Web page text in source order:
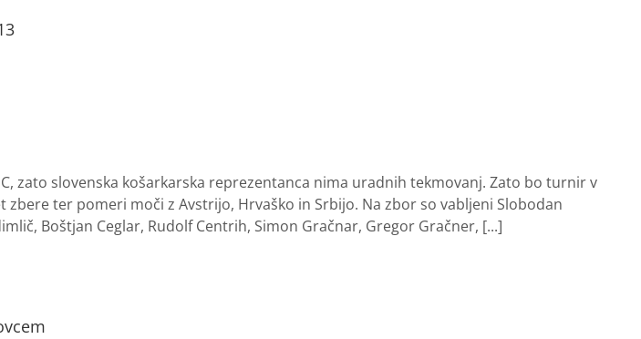
zato slovenska košarkarska reprezentanca nima uradnih tekmovanj. Zato bo turnir v
ter pomeri moči z Avstrijo, Hrvaško in Srbijo. Na zbor so vabljeni Slobodan
Boštjan Ceglar, Rudolf Centrih, Simon Gračnar, Gregor Gračner, [...]